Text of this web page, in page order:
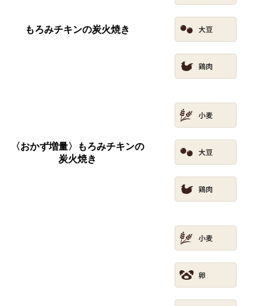
もろみチキンの炭火焼き
〈おかず増量〉もろみチキンの
炭火焼き